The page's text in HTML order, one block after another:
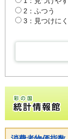
2：ふつう
3：見つけに